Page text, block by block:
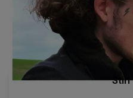
Stiri